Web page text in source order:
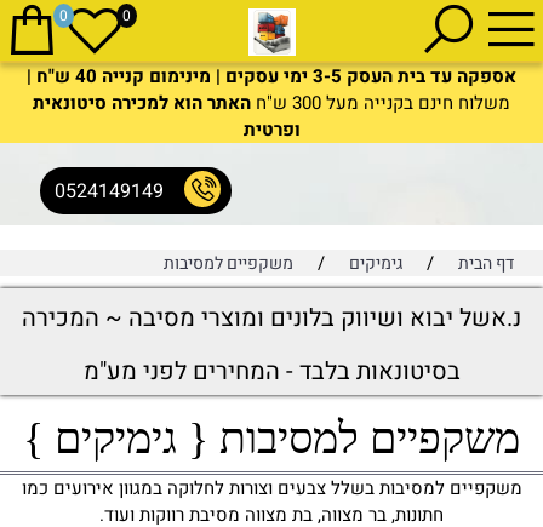
אספקה עד בית העסק 3-5 ימי עסקים | מינימום קנייה 40 ש"ח |
משלוח חינם בקנייה מעל 300 ש"ח
האתר הוא למכירה סיטונאית
ופרטית
0524149149
0 0
דף הבית / גימיקים / משקפיים למסיבות
נ.אשל יבוא ושיווק בלונים ומוצרי מסיבה ~ המכירה
בסיטונאות בלבד - המחירים לפני מע"מ
משקפיים למסיבות { גימיקים }
משקפיים למסיבות בשלל צבעים וצורות לחלוקה במגוון אירועים כמו
חתונות, בר מצווה, בת מצווה מסיבת רווקות ועוד.